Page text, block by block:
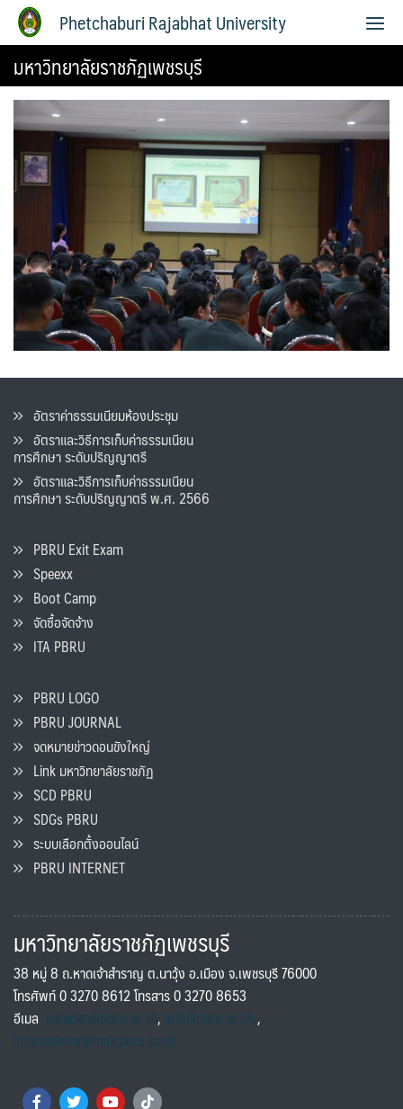
Phetchaburi Rajabhat University
มหาวิทยาลัยราชภัฏเพชรบุรี
อัตราค่าธรรมเนียมห้องประชุม
อัตราและวิธีการเก็บค่าธรรมเนียน
การศึกษา ระดับปริญญาตรี
อัตราและวิธีการเก็บค่าธรรมเนียน
การศึกษา ระดับปริญญาตรี พ.ศ. 2566
PBRU Exit Exam
Speexx
Boot Camp
จัดซื้อจัดจ้าง
ITA PBRU
PBRU LOGO
PBRU JOURNAL
จดหมายข่าวดอนขังใหญ่
Link มหาวิทยาลัยราชภัฏ
SCD PBRU
SDGs PBRU
ระบบเลือกตั้งออนไลน์
PBRU INTERNET
มหาวิทยาลัยราชภัฏเพชรบุรี
38 หมู่ 8 ถ.หาดเจ้าสำราญ ต.นาวุ้ง อ.เมือง จ.เพชรบุรี 76000
โทรศัพท์ 0 3270 8612 โทรสาร 0 3270 8653
อีเมล saraban@pbru.ac.th, info@pbru.ac.th,
international@mail.pbru.ac.th